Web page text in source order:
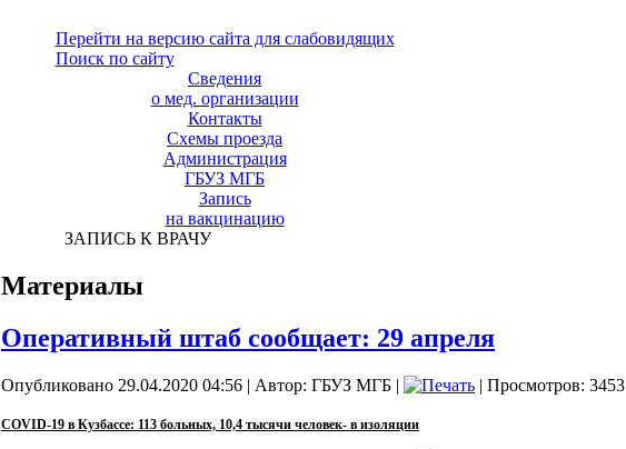
Перейти на версию сайта для слабовидящих
Поиск по сайту
Сведения
о мед. организации
Контакты
Схемы проезда
Администрация
ГБУЗ МГБ
Запись
на вакцинацию
ЗАПИСЬ К ВРАЧУ
Материалы
Оперативный штаб сообщает: 29 апреля
Опубликовано 29.04.2020 04:56 | Автор: ГБУЗ МГБ | | Просмотров: 3453
COVID-19 в Кузбассе: 113 больных, 10,4 тысячи человек- в изоляции